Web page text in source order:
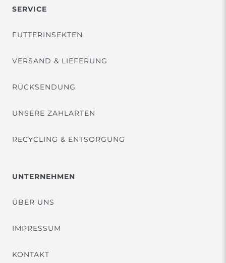
SERVICE
FUTTERINSEKTEN
VERSAND & LIEFERUNG
RÜCKSENDUNG
UNSERE ZAHLARTEN
RECYCLING & ENTSORGUNG
UNTERNEHMEN
ÜBER UNS
IMPRESSUM
KONTAKT